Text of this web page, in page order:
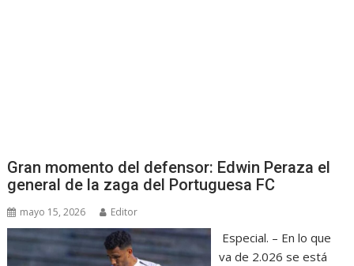
Gran momento del defensor: Edwin Peraza el
general de la zaga del Portuguesa FC
mayo 15, 2026 Editor
Especial. – En lo que
va de 2.026 se está